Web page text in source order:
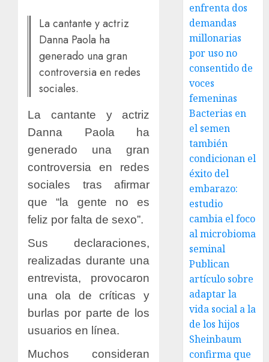
La cantante y actriz
Danna Paola ha
generado una gran
controversia en redes
sociales.
La cantante y actriz
Danna Paola ha
generado una gran
controversia en redes
sociales tras afirmar
que “la gente no es
feliz por falta de sexo”.
Sus declaraciones,
realizadas durante una
entrevista, provocaron
una ola de críticas y
burlas por parte de los
usuarios en línea.
Muchos consideran
enfrenta dos
demandas
millonarias
por uso no
consentido de
voces
femeninas
Bacterias en
el semen
también
condicionan el
éxito del
embarazo:
estudio
cambia el foco
al microbioma
seminal
Publican
artículo sobre
adaptar la
vida social a la
de los hijos
Sheinbaum
confirma que